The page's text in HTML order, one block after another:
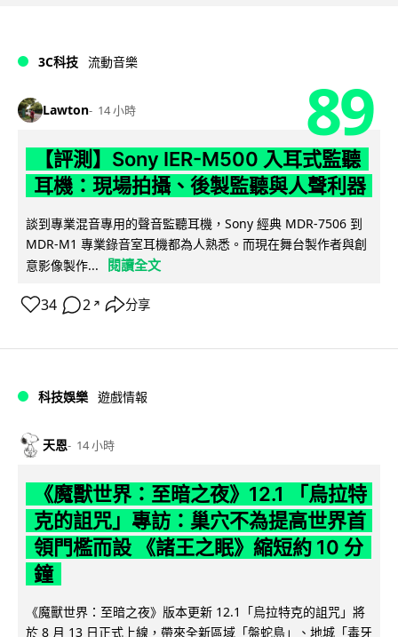
3C科技 流動音樂
Lawton 14 小時 89
【評測】Sony IER-M500 入耳式監聽
耳機：現場拍攝、後製監聽與人聲利器
談到專業混音專用的聲音監聽耳機，Sony 經典 MDR-7506 到
MDR-M1 專業錄音室耳機都為人熟悉。而現在舞台製作者與創
意影像製作...
閱讀全文
34 2 ↗ 分享
科技娛樂 遊戲情報
天恩 14 小時
《魔獸世界：至暗之夜》12.1 「烏拉特
克的詛咒」專訪：巢穴不為提高世界首
領門檻而設 《諸王之眠》縮短約 10 分
鐘
《魔獸世界：至暗之夜》版本更新 12.1「烏拉特克的詛咒」將
於 8 月 13 日正式上線，帶來全新區域「盤蛇島」、地城「毒牙